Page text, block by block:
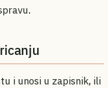
i unosi u zapisnik, ili